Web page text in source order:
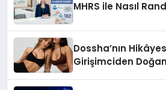
MHRS ile Nasıl
Dossha’nın
Girişimciden